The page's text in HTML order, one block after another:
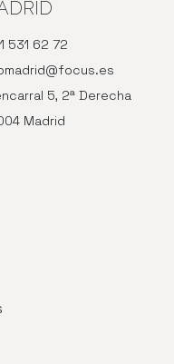
531 62 72
5, 2ª Derecha
Madrid